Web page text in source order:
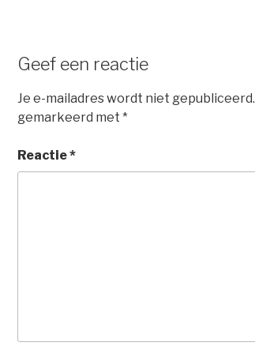
Geef een reactie
Je e-mailadres wordt niet gepubliceerd.
gemarkeerd met *
Reactie*